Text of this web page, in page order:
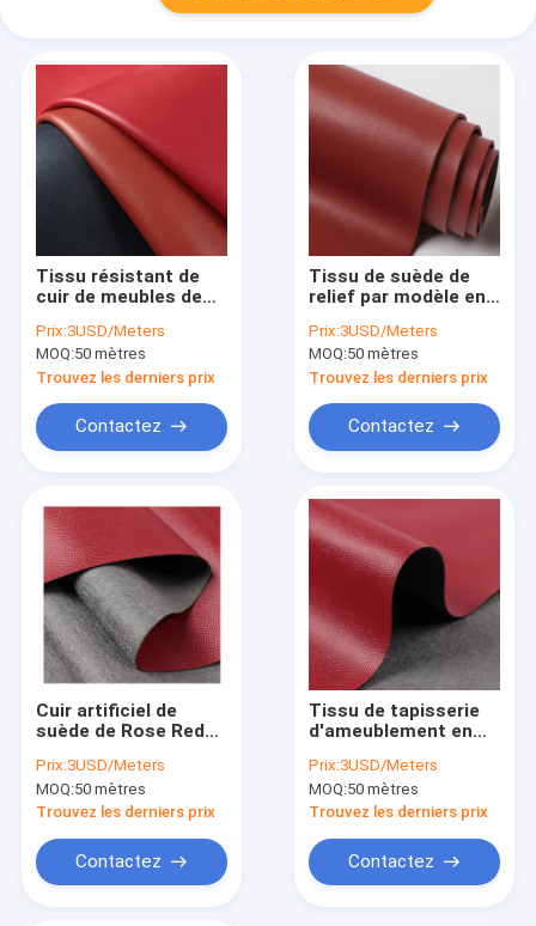
Tissu résistant de
cuir de meubles de
Synthetic Pu
Microfiber Leather
Prix:3USD/Meters
MOQ:50 mètres
Trouvez les derniers prix
Contactez
Tissu de suède de
relief par modèle en
litchi d'unité centrale
de meubles de
TGKELL
Prix:3USD/Meters
MOQ:50 mètres
Trouvez les derniers prix
Contactez
Cuir artificiel de
suède de Rose Red
Fabric 0.55mm
Prix:3USD/Meters
MOQ:50 mètres
Trouvez les derniers prix
Contactez
Tissu de tapisserie
d'ameublement en
Scratchproof pour
des sofas
Prix:3USD/Meters
MOQ:50 mètres
Trouvez les derniers prix
Contactez